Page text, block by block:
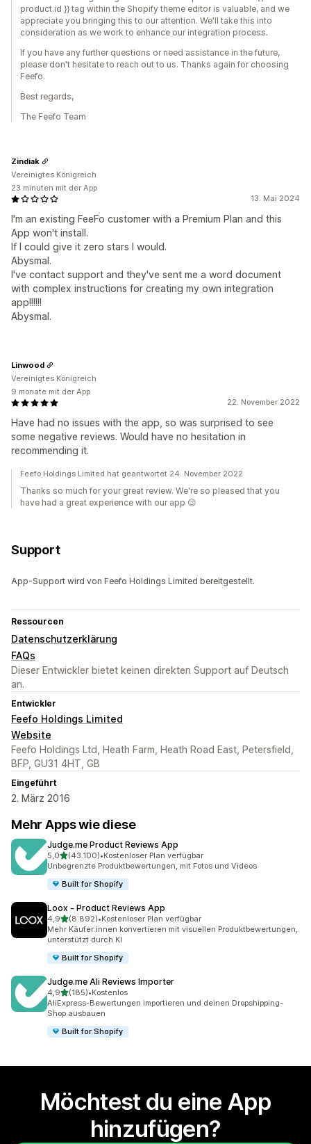
product.id }} tag within the Shopify theme editor is valuable, and we
appreciate you bringing this to our attention. We'll take this into
consideration as we work to enhance our integration process.
If you have any further questions or need assistance in the future,
please don't hesitate to reach out to us. Thanks again for choosing
Feefo.
Best regards,
The Feefo Team
13. Mai 2024
I'm an existing FeeFo customer with a Premium Plan and this
App won't install.
If I could give it zero stars I would.
Abysmal.
I've contact support and they've sent me a word document
with complex instructions for creating my own integration
app!!!!!!
Abysmal.
Zindiak
Vereinigtes Königreich
23 minuten mit der App
22. November 2022
Have had no issues with the app, so was surprised to see
some negative reviews. Would have no hesitation in
recommending it.
Linwood
Vereinigtes Königreich
9 monate mit der App
Feefo Holdings Limited hat geantwortet 24. November 2022
Thanks so much for your great review. We're so pleased that you
have had a great experience with our app 😊
Support
App-Support wird von Feefo Holdings Limited bereitgestellt.
Ressourcen
Datenschutzerklärung
FAQs
Dieser Entwickler bietet keinen direkten Support auf Deutsch
an.
Entwickler
Feefo Holdings Limited
Website
Feefo Holdings Ltd, Heath Farm, Heath Road East, Petersfield,
BFP, GU31 4HT, GB
Eingeführt
2. März 2016
Mehr Apps wie diese
Judge.me Product Reviews App
5,0von 5 Sternen
(43.100)
43100 Rezensionen insgesamt
•Kostenloser Plan verfügbar
Unbegrenzte Produktbewertungen, mit Fotos und Videos
Built for Shopify
Loox ‑ Product Reviews App
4,9von 5 Sternen
(8.892)
8892 Rezensionen insgesamt
•Kostenloser Plan verfügbar
Mehr Käufer:innen konvertieren mit visuellen Produktbewertungen,
unterstützt durch KI
Built for Shopify
Judge.me Ali Reviews Importer
4,9von 5 Sternen
(185)
185 Rezensionen insgesamt
•Kostenlos
AliExpress-Bewertungen importieren und deinen Dropshipping-
Shop ausbauen
Built for Shopify
Möchtest du eine App
hinzufügen?